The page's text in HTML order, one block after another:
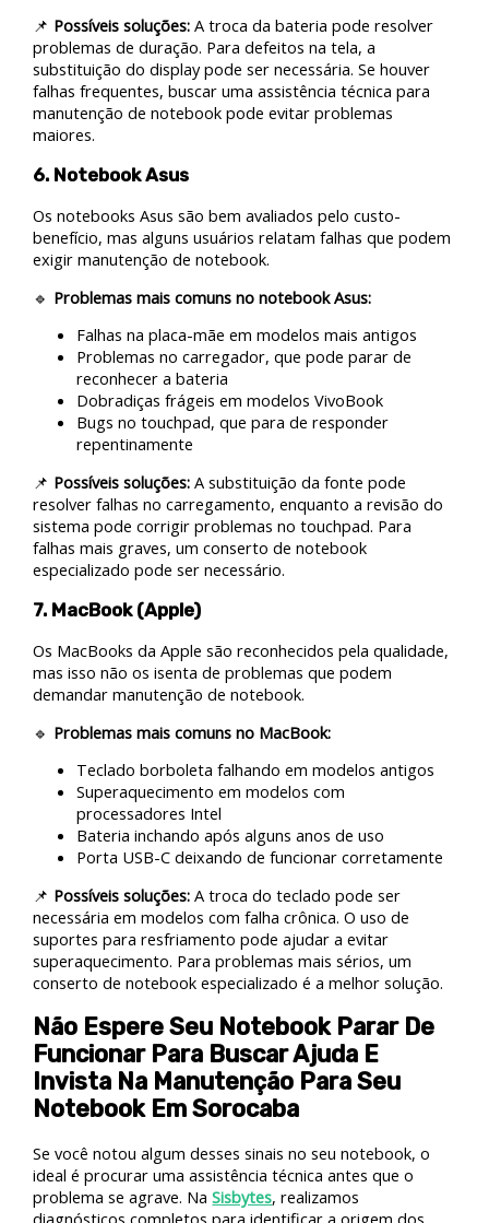
📌 Possíveis soluções: A troca da bateria pode resolver
problemas de duração. Para defeitos na tela, a
substituição do display pode ser necessária. Se houver
falhas frequentes, buscar uma assistência técnica para
manutenção de notebook pode evitar problemas
maiores.
6. Notebook Asus
Os notebooks Asus são bem avaliados pelo custo-
benefício, mas alguns usuários relatam falhas que podem
exigir manutenção de notebook.
🔹 Problemas mais comuns no notebook Asus:
Falhas na placa-mãe em modelos mais antigos
Problemas no carregador, que pode parar de
reconhecer a bateria
Dobradiças frágeis em modelos VivoBook
Bugs no touchpad, que para de responder
repentinamente
📌 Possíveis soluções: A substituição da fonte pode
resolver falhas no carregamento, enquanto a revisão do
sistema pode corrigir problemas no touchpad. Para
falhas mais graves, um conserto de notebook
especializado pode ser necessário.
7. MacBook (Apple)
Os MacBooks da Apple são reconhecidos pela qualidade,
mas isso não os isenta de problemas que podem
demandar manutenção de notebook.
🔹 Problemas mais comuns no MacBook:
Teclado borboleta falhando em modelos antigos
Superaquecimento em modelos com
processadores Intel
Bateria inchando após alguns anos de uso
Porta USB-C deixando de funcionar corretamente
📌 Possíveis soluções: A troca do teclado pode ser
necessária em modelos com falha crônica. O uso de
suportes para resfriamento pode ajudar a evitar
superaquecimento. Para problemas mais sérios, um
conserto de notebook especializado é a melhor solução.
Não Espere Seu Notebook Parar De
Funcionar Para Buscar Ajuda E
Invista Na Manutenção Para Seu
Notebook Em Sorocaba
Se você notou algum desses sinais no seu notebook, o
ideal é procurar uma assistência técnica antes que o
problema se agrave. NaSisbytes, realizamos
diagnósticos completos para identificar a origem dos